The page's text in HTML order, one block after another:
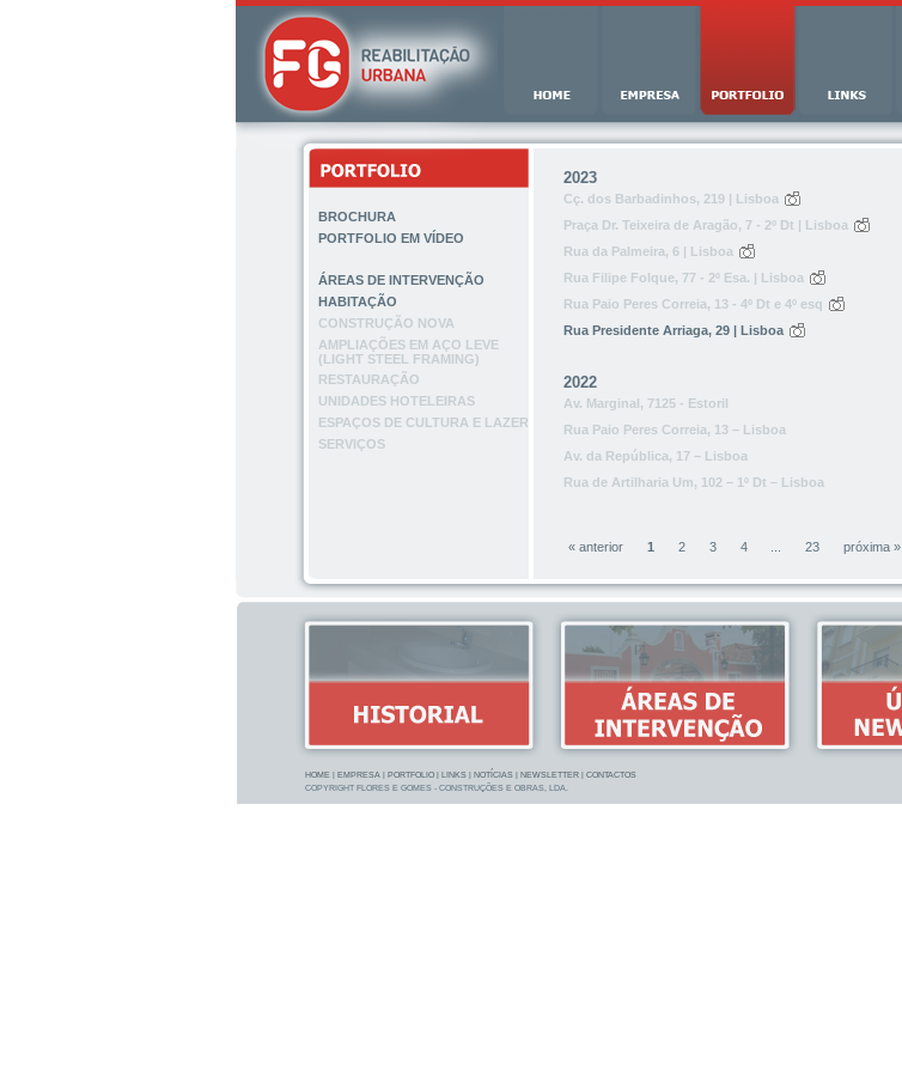
BROCHURA
PORTFOLIO EM VÍDEO
ÁREAS DE INTERVENÇÃO
HABITAÇÃO
CONSTRUÇÃO NOVA
AMPLIAÇÕES EM AÇO LEVE
(LIGHT STEEL FRAMING)
RESTAURAÇÃO
UNIDADES HOTELEIRAS
ESPAÇOS DE CULTURA E LAZER
SERVIÇOS
2023
Cç. dos Barbadinhos, 219 | Lisboa
Praça Dr. Teixeira de Aragão, 7 - 2º Dt | Lisboa
Rua da Palmeira, 6 | Lisboa
Rua Filipe Folque, 77 - 2º Esa. | Lisboa
Rua Paio Peres Correia, 13 - 4º Dt e 4º esq
Rua Presidente Arriaga, 29 | Lisboa
2022
Av. Marginal, 7125 - Estoril
Rua Paio Peres Correia, 13 – Lisboa
Av. da República, 17 – Lisboa
Rua de Artilharia Um, 102 – 1º Dt – Lisboa
« anterior 1 2 3 4 23 próxima »
HOME EMPRESA PORTFOLIO LINKS NOTÍCIAS NEWSLETTER
CONTACTOS
COPYRIGHT FLORES E GOMES - CONSTRUÇÕES E OBRAS, LDA.